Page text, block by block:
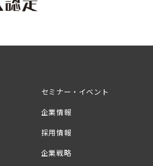
セミナー・イベント
企業情報
採用情報
企業戦略